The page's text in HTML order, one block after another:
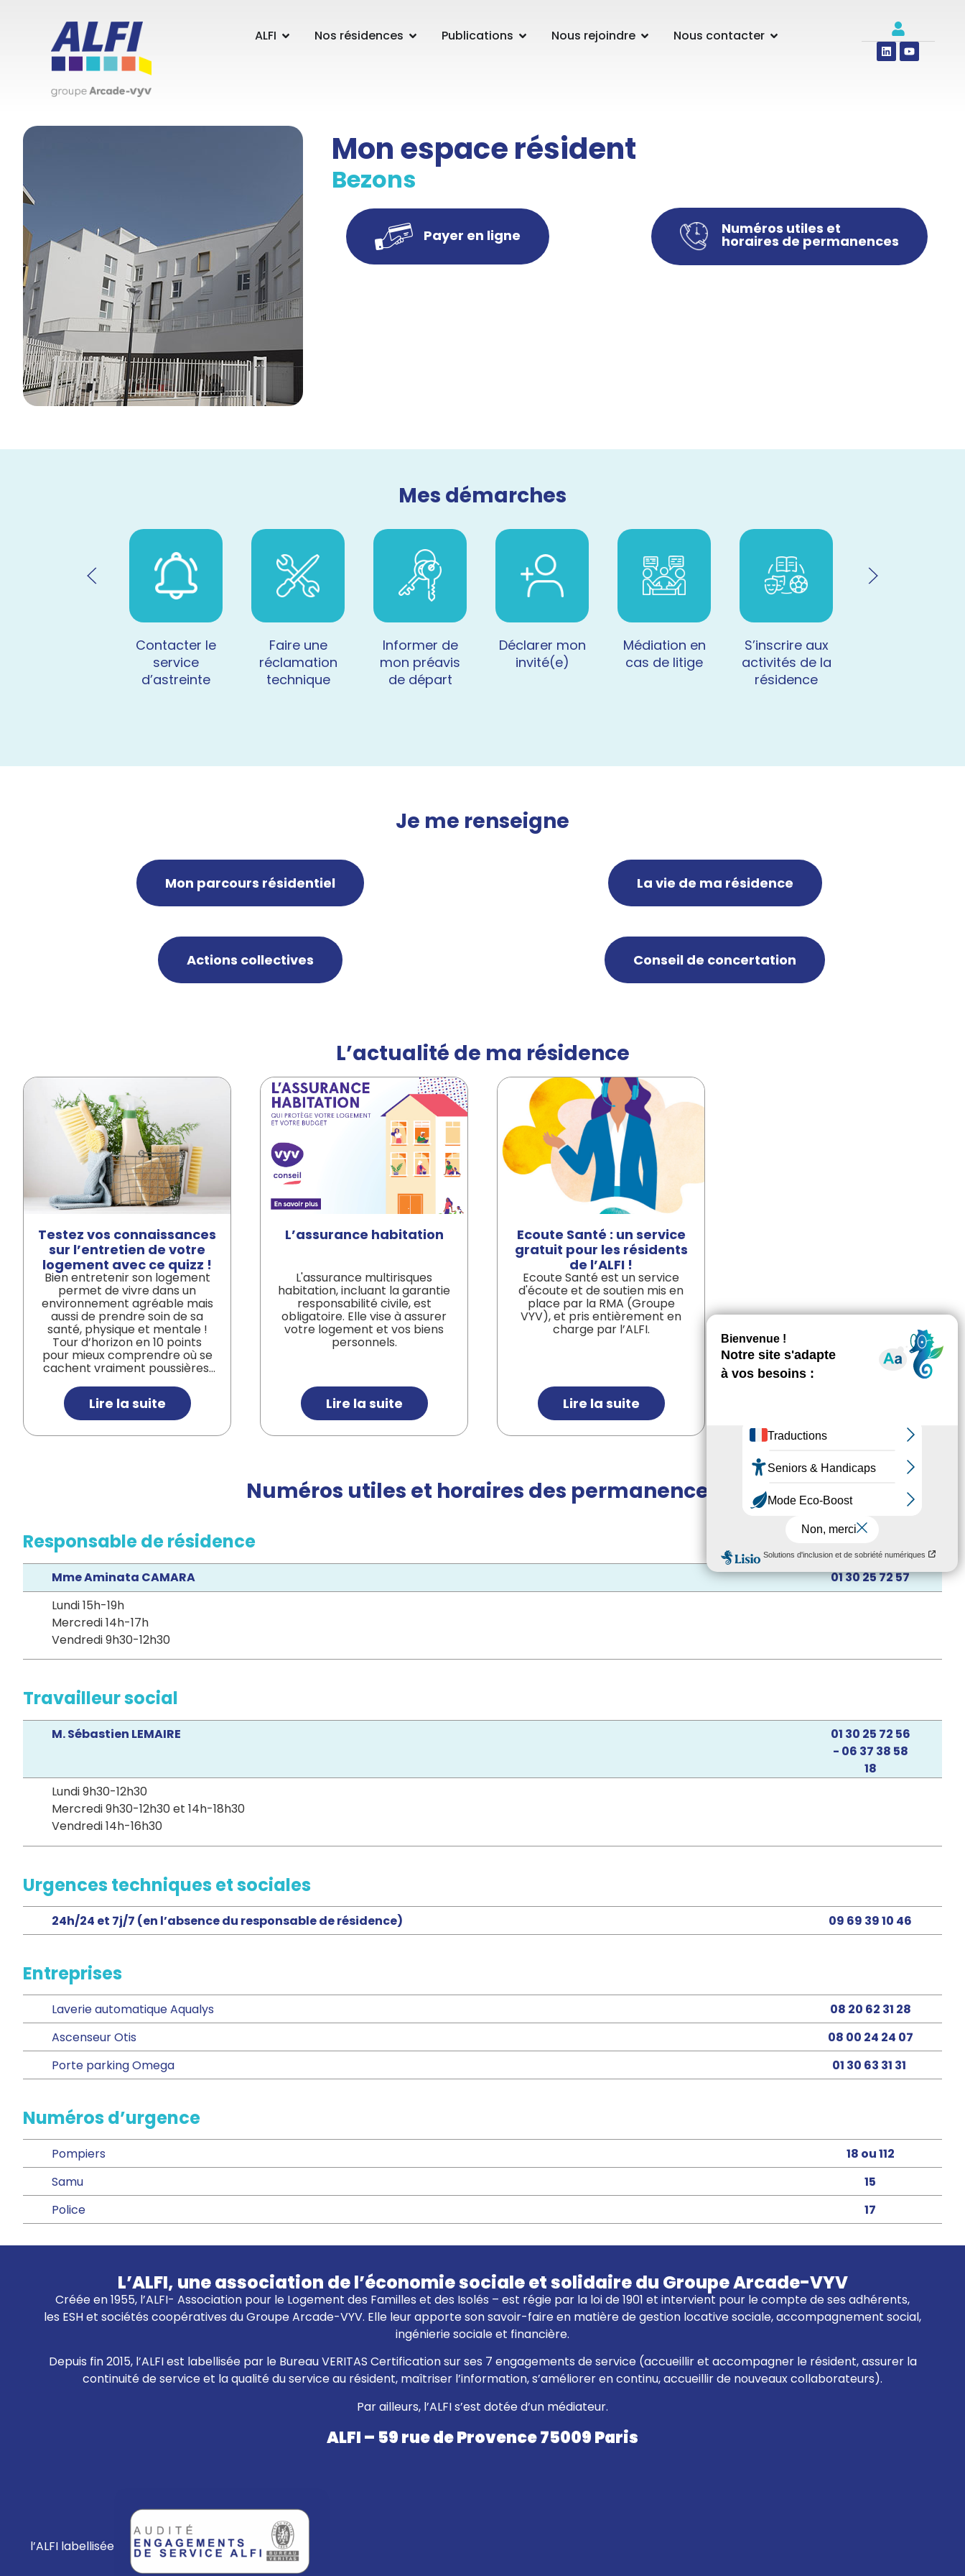
ALFI Nos résidences Publications Nous rejoindre Nous contacter
Mon espace résident
Bezons
Payer en ligne Numéros utiles et
horaires de permanences
Mes démarches
Contacter le
service
d’astreinte
Faire une
réclamation
technique
Informer de
mon préavis
de départ
Déclarer mon
invité(e)
Médiation en
cas de litige
S’inscrire aux
activités de la
résidence
Je me renseigne
Mon parcours résidentiel
Actions collectives
La vie de ma résidence
Conseil de concertation
L’actualité de ma résidence
Testez vos connaissances
sur l’entretien de votre
logement avec ce quizz !
Bien entretenir son logement
permet de vivre dans un
environnement agréable mais
aussi de prendre soin de sa
santé, physique et mentale !
Tour d’horizon en 10 points
pour mieux comprendre où se
cachent vraiment poussières,
comment agir simplement au
quotidien.
Lire la suite
L’assurance habitation
L'assurance multirisques
habitation, incluant la garantie
responsabilité civile, est
obligatoire. Elle vise à assurer
votre logement et vos biens
personnels.
Lire la suite
Ecoute Santé : un service
gratuit pour les résidents
de l’ALFI !
Ecoute Santé est un service
d'écoute et de soutien mis en
place par la RMA (Groupe
VYV), et pris entièrement en
charge par l’ALFI.
Lire la suite
Numéros utiles et horaires des permanences
Responsable de résidence
Mme Aminata CAMARA
01 30 25 72 57
Lundi 15h-19h
Mercredi 14h-17h
Vendredi 9h30-12h30
Travailleur social
M. Sébastien LEMAIRE
01 30 25 72 56
- 06 37 38 58
18
Lundi 9h30-12h30
Mercredi 9h30-12h30 et 14h-18h30
Vendredi 14h-16h30
Urgences techniques et sociales
24h/24 et 7j/7 (en l’absence du responsable de résidence) 09 69 39 10 46
Entreprises
Laverie automatique Aqualys
08 20 62 31 28
Ascenseur Otis
08 00 24 24 07
Porte parking Omega
01 30 63 31 31
Numéros d’urgence
Pompiers
18 ou 112
Samu
15
Police
17
L’ALFI, une association de l’économie sociale et solidaire du Groupe Arcade-VYV
Créée en 1955, l’ALFI- Association pour le Logement des Familles et des Isolés – est régie par la loi de 1901 et intervient pour le compte de ses adhérents,
les ESH et sociétés coopératives du Groupe Arcade-VYV. Elle leur apporte son savoir-faire en matière de gestion locative sociale, accompagnement social,
ingénierie sociale et financière.
Depuis fin 2015, l’ALFI est labellisée par le Bureau VERITAS Certification sur ses 7 engagements de service (accueillir et accompagner le résident, assurer la
continuité de service et la qualité du service au résident, maîtriser l’information, s’améliorer en continu, accueillir de nouveaux collaborateurs).
Par ailleurs, l’ALFI s’est dotée d’un médiateur.
ALFI – 59 rue de Provence 75009 Paris
l’ALFI labellisée